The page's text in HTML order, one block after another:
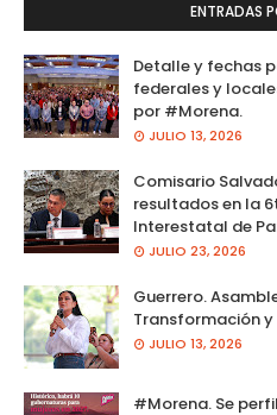
ENTRADAS
Detalle y fechas
federales y
por #Morena.
JULIO 13, 2026
Comisario
resultados en la
Interestatal de
JULIO 23, 2026
Guerrero.
Transformación
JULIO 13, 2026
#Morena. Se